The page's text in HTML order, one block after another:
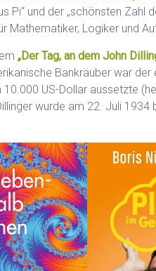
Pi“ und der „schönsten Zahl
Mathematiker, Logiker und
„Der Tag, an dem John
Bankräuber war der
US-Dollar aussetzte
wurde am 22. Juli